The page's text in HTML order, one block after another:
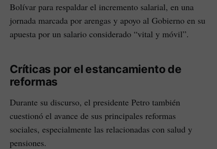
Bolívar para respaldar el incremento salarial, en una
jornada marcada por arengas y apoyo al Gobierno en su
apuesta por un salario considerado “vital y móvil”.
Críticas por el estancamiento de
reformas
Durante su discurso, el presidente Petro también
cuestionó el avance de sus principales reformas
sociales, especialmente las relacionadas con salud y
pensiones.